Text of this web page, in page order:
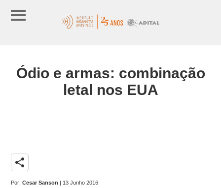
Ódio e armas: combinação
letal nos EUA
share
Por:Cesar Sanson | 13 Junho 2016